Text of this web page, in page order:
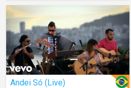
Andei Só (Live)